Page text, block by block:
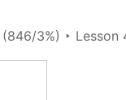
3%) ‣ Lesson